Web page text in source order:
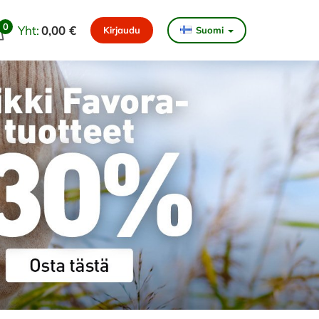
0 Yht:0,00 € Kirjaudu Suomi